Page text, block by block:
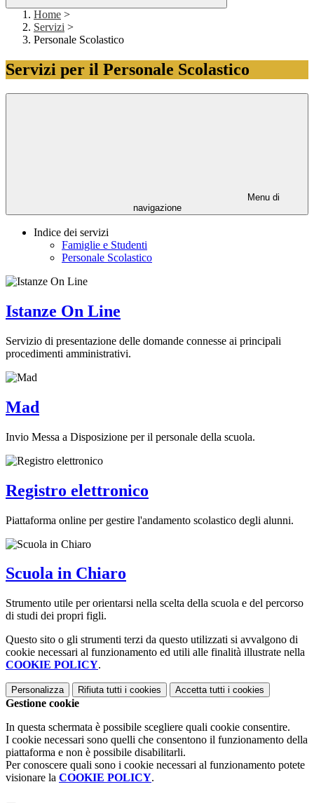
Home >
Servizi >
Personale Scolastico
Servizi per il Personale Scolastico
Menu di
navigazione
Indice dei servizi
Famiglie e Studenti
Personale Scolastico
Istanze On Line
Servizio di presentazione delle domande connesse ai principali
procedimenti amministrativi.
Mad
Invio Messa a Disposizione per il personale della scuola.
Registro elettronico
Piattaforma online per gestire l'andamento scolastico degli alunni.
Scuola in Chiaro
Strumento utile per orientarsi nella scelta della scuola e del percorso
di studi dei propri figli.
Questo sito o gli strumenti terzi da questo utilizzati si avvalgono di
cookie necessari al funzionamento ed utili alle finalità illustrate nella
COOKIE POLICY.
Personalizza Rifiuta tutti i cookies Accetta tutti i cookies
Gestione cookie
In questa schermata è possibile scegliere quali cookie consentire.
I cookie necessari sono quelli che consentono il funzionamento della
piattaforma e non è possibile disabilitarli.
Per conoscere quali sono i cookie necessari al funzionamento potete
visionare la COOKIE POLICY.